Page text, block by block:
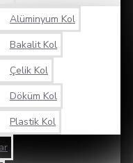
Alüminyum Kol
Bakalit Kol
Çelik Kol
Döküm Kol
Plastik Kol